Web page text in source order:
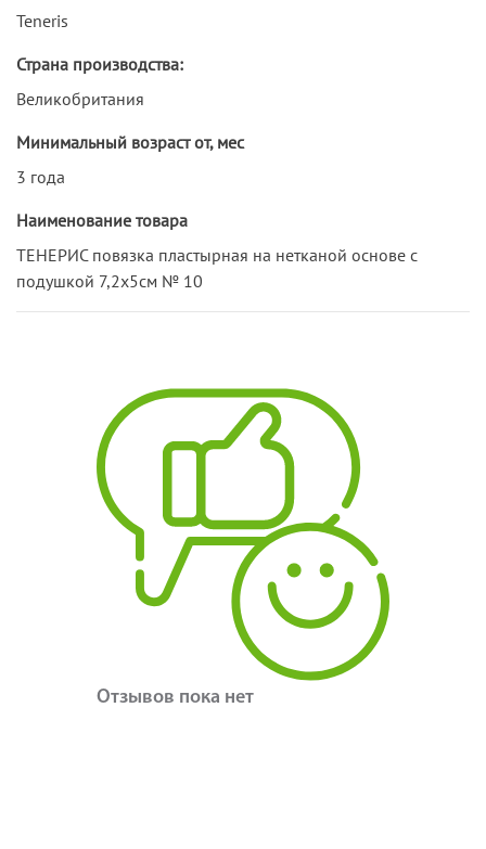
Teneris
Страна производства:
Великобритания
Минимальный возраст от, мес
3 года
Наименование товара
ТЕНЕРИС повязка пластырная на нетканой основе с
подушкой 7,2х5см № 10
Отзывов пока нет